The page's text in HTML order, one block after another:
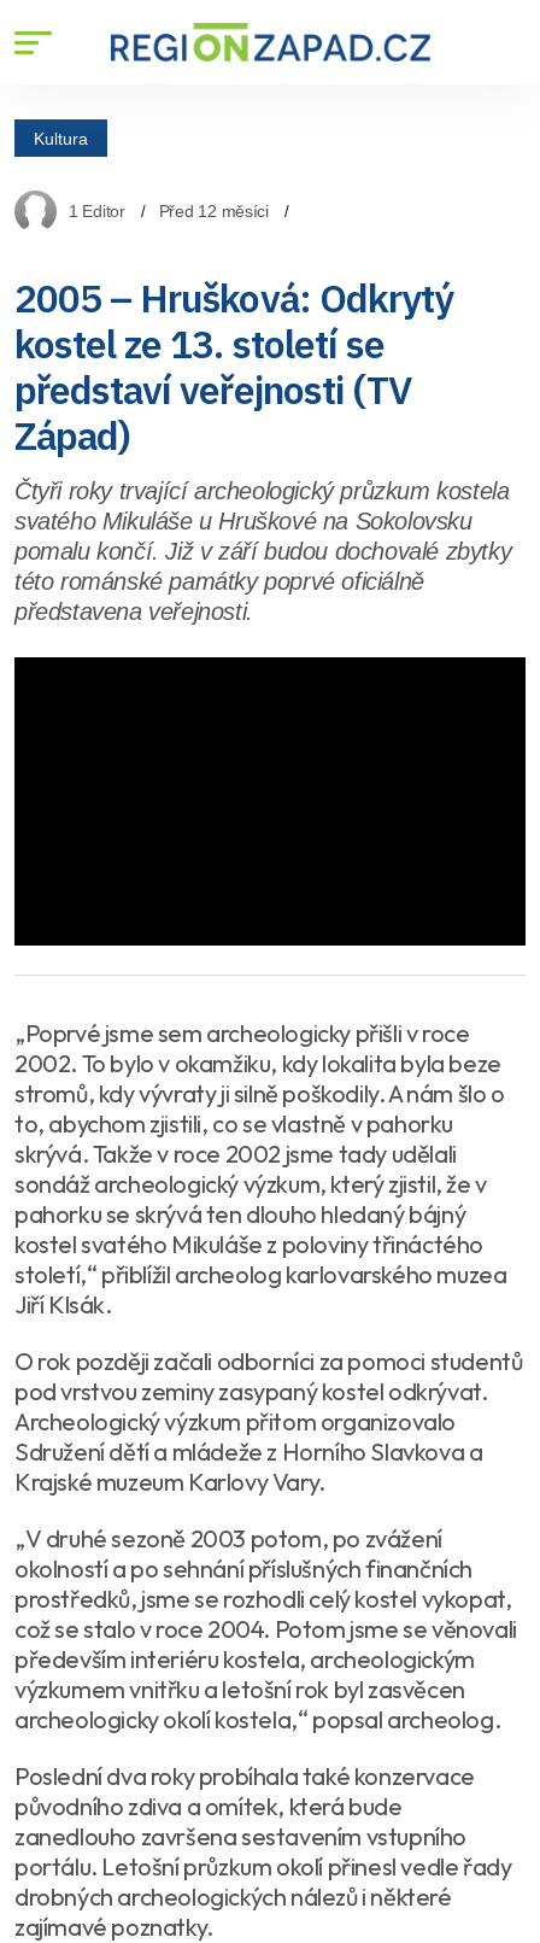
Kultura
1 Editor Před 12 měsíci
2005 – Hrušková: Odkrytý
kostel ze 13. století se
představí veřejnosti (TV
Západ)
Čtyři roky trvající archeologický průzkum kostela
svatého Mikuláše u Hruškové na Sokolovsku
pomalu končí. Již v září budou dochovalé zbytky
této románské památky poprvé oficiálně
představena veřejnosti.
„Poprvé jsme sem archeologicky přišli v roce
2002. To bylo v okamžiku, kdy lokalita byla beze
stromů, kdy vývraty ji silně poškodily. A nám šlo o
to, abychom zjistili, co se vlastně v pahorku
skrývá. Takže v roce 2002 jsme tady udělali
sondáž archeologický výzkum, který zjistil, že v
pahorku se skrývá ten dlouho hledaný bájný
kostel svatého Mikuláše z poloviny třináctého
století,“ přiblížil archeolog karlovarského muzea
Jiří Klsák.
O rok později začali odborníci za pomoci studentů
pod vrstvou zeminy zasypaný kostel odkrývat.
Archeologický výzkum přitom organizovalo
Sdružení dětí a mládeže z Horního Slavkova a
Krajské muzeum Karlovy Vary.
„V druhé sezoně 2003 potom, po zvážení
okolností a po sehnání příslušných finančních
prostředků, jsme se rozhodli celý kostel vykopat,
což se stalo v roce 2004. Potom jsme se věnovali
především interiéru kostela, archeologickým
výzkumem vnitřku a letošní rok byl zasvěcen
archeologicky okolí kostela,“ popsal archeolog.
Poslední dva roky probíhala také konzervace
původního zdiva a omítek, která bude
zanedlouho završena sestavením vstupního
portálu. Letošní průzkum okolí přinesl vedle řady
drobných archeologických nálezů i některé
zajímavé poznatky.